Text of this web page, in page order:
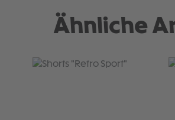
Ähnliche
Produktgalerie überspringen